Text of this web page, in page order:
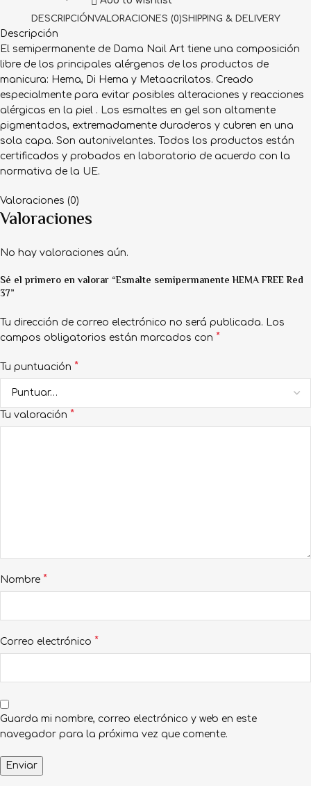
DESCRIPCIÓNVALORACIONES (0)SHIPPING & DELIVERY
Descripción
El semipermanente de Dama Nail Art tiene una composición
libre de los principales alérgenos de los productos de
manicura: Hema, Di Hema y Metaacrilatos. Creado
especialmente para evitar posibles alteraciones y reacciones
alérgicas en la piel . Los esmaltes en gel son altamente
pigmentados, extremadamente duraderos y cubren en una
sola capa. Son autonivelantes. Todos los productos están
certificados y probados en laboratorio de acuerdo con la
normativa de la UE.
Valoraciones (0)
Valoraciones
No hay valoraciones aún.
Sé el primero en valorar “Esmalte semipermanente HEMA FREE Red
37”
Tu dirección de correo electrónico no será publicada. Los
campos obligatorios están marcados con *
Tu puntuación *
Tu valoración *
Nombre *
Correo electrónico *
Guarda mi nombre, correo electrónico y web en este
navegador para la próxima vez que comente.